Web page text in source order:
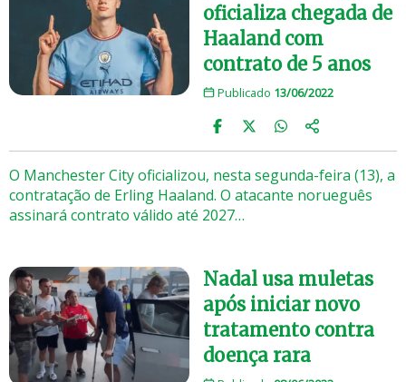
oficializa chegada de
Haaland com
contrato de 5 anos
Publicado 13/06/2022
O Manchester City oficializou, nesta segunda-feira (13), a
contratação de Erling Haaland. O atacante norueguês
assinará contrato válido até 2027…
Nadal usa muletas
após iniciar novo
tratamento contra
doença rara